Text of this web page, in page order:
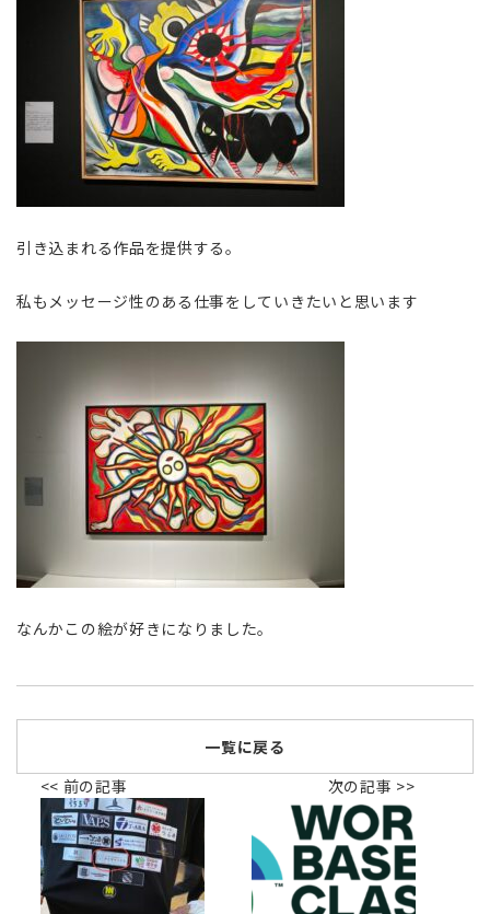
引き込まれる作品を提供する。
私もメッセージ性のある仕事をしていきたいと思います
なんかこの絵が好きになりました。
<< 前の記事
一覧に戻る
次の記事 >>